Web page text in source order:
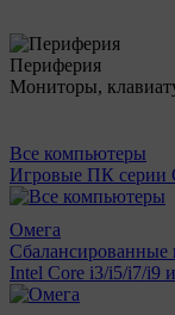
Периферия
Мониторы,
Все компьютеры
Игровые ПК серии
Омега
Intel Core i3/i5/i7/i9